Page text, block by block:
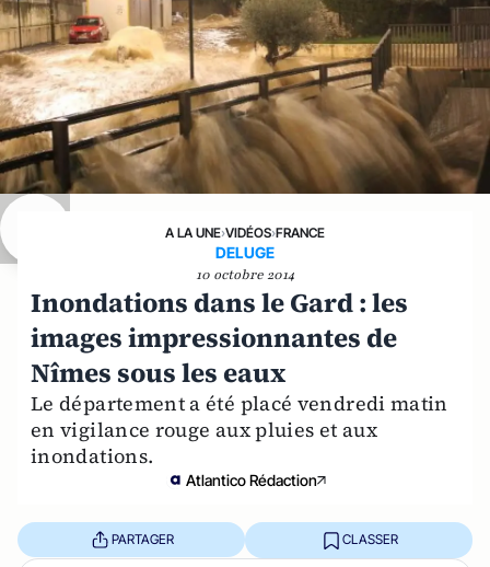
A LA UNE›VIDÉOS›FRANCE
DELUGE
10 octobre 2014
Inondations dans le Gard : les
images impressionnantes de
Nîmes sous les eaux
Le département a été placé vendredi matin
en vigilance rouge aux pluies et aux
inondations.
Atlantico Rédaction
PARTAGER CLASSER